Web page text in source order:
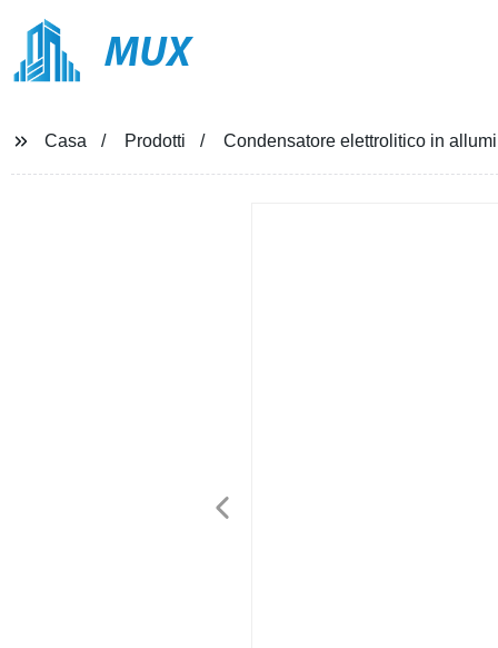
MUX
Casa Prodotti Condensatore elettrolitico in